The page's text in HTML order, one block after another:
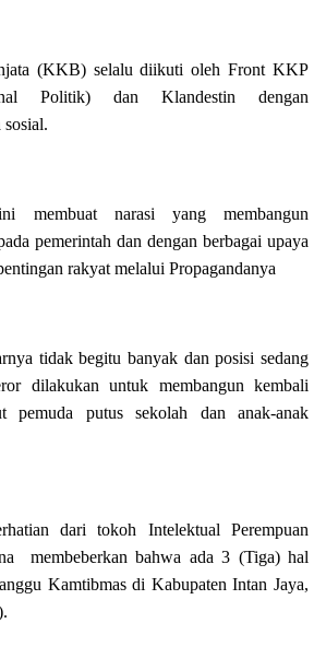
(KKB) selalu diikuti oleh Front KKP
Politik) dan Klandestin dengan
sosial.
membuat narasi yang membangun
pemerintah dan dengan berbagai upaya
rakyat melalui Propagandanya
tidak begitu banyak dan posisi sedang
dilakukan untuk membangun kembali
pemuda putus sekolah dan anak-anak
dari tokoh Intelektual Perempuan
membeberkan bahwa ada 3 (Tiga) hal
Kamtibmas di Kabupaten Intan Jaya,